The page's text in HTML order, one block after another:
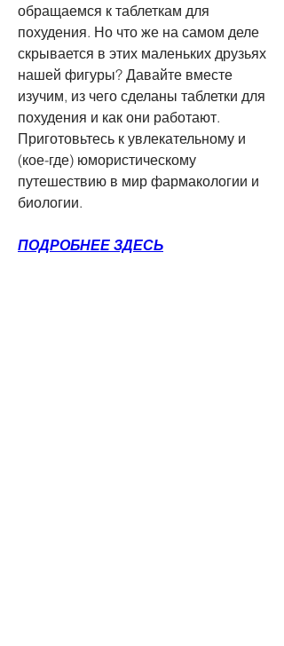
обращаемся к таблеткам для
похудения. Но что же на самом деле
скрывается в этих маленьких друзьях
нашей фигуры? Давайте вместе
изучим, из чего сделаны таблетки для
похудения и как они работают.
Приготовьтесь к увлекательному и
(кое-где) юмористическому
путешествию в мир фармакологии и
биологии.
ПОДРОБНЕЕ ЗДЕСЬ